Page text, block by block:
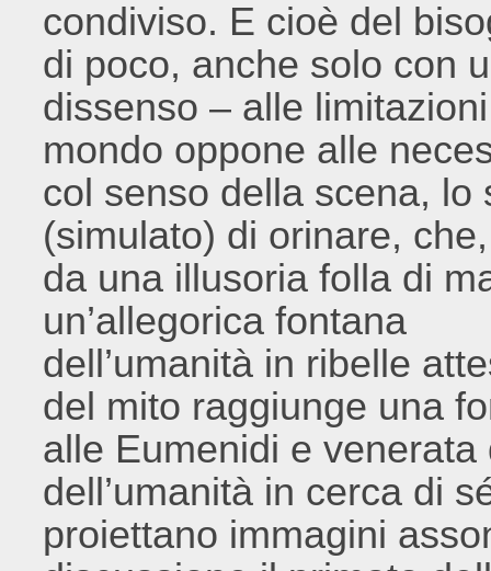
condiviso. E cioè del
di poco, anche solo con
dissenso – alle
mondo oppone alle
col senso della scena,
(simulato) di orinare,
da una illusoria folla di
un’allegorica fontana
dell’umanità in ribelle
del mito raggiunge una
alle Eumenidi e
dell’umanità in cerca di
proiettano immagini